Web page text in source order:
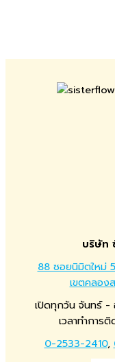
บริษัท
88 ซอยนิมิตใหม่
เขตคลอง
เปิดทุกวัน จันทร์ -
เวลาทำการ
0-2533-2410,